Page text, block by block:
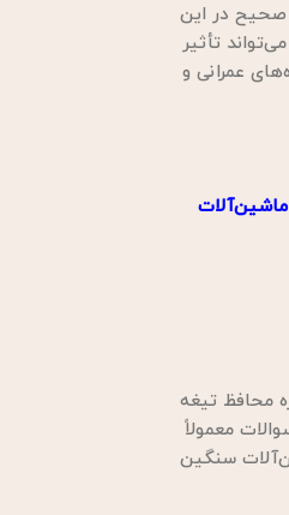
صحیح در این
تأثیر
عمرانی و
ماشین‌آلات
محافظ تیغه
معمولاً
سنگین